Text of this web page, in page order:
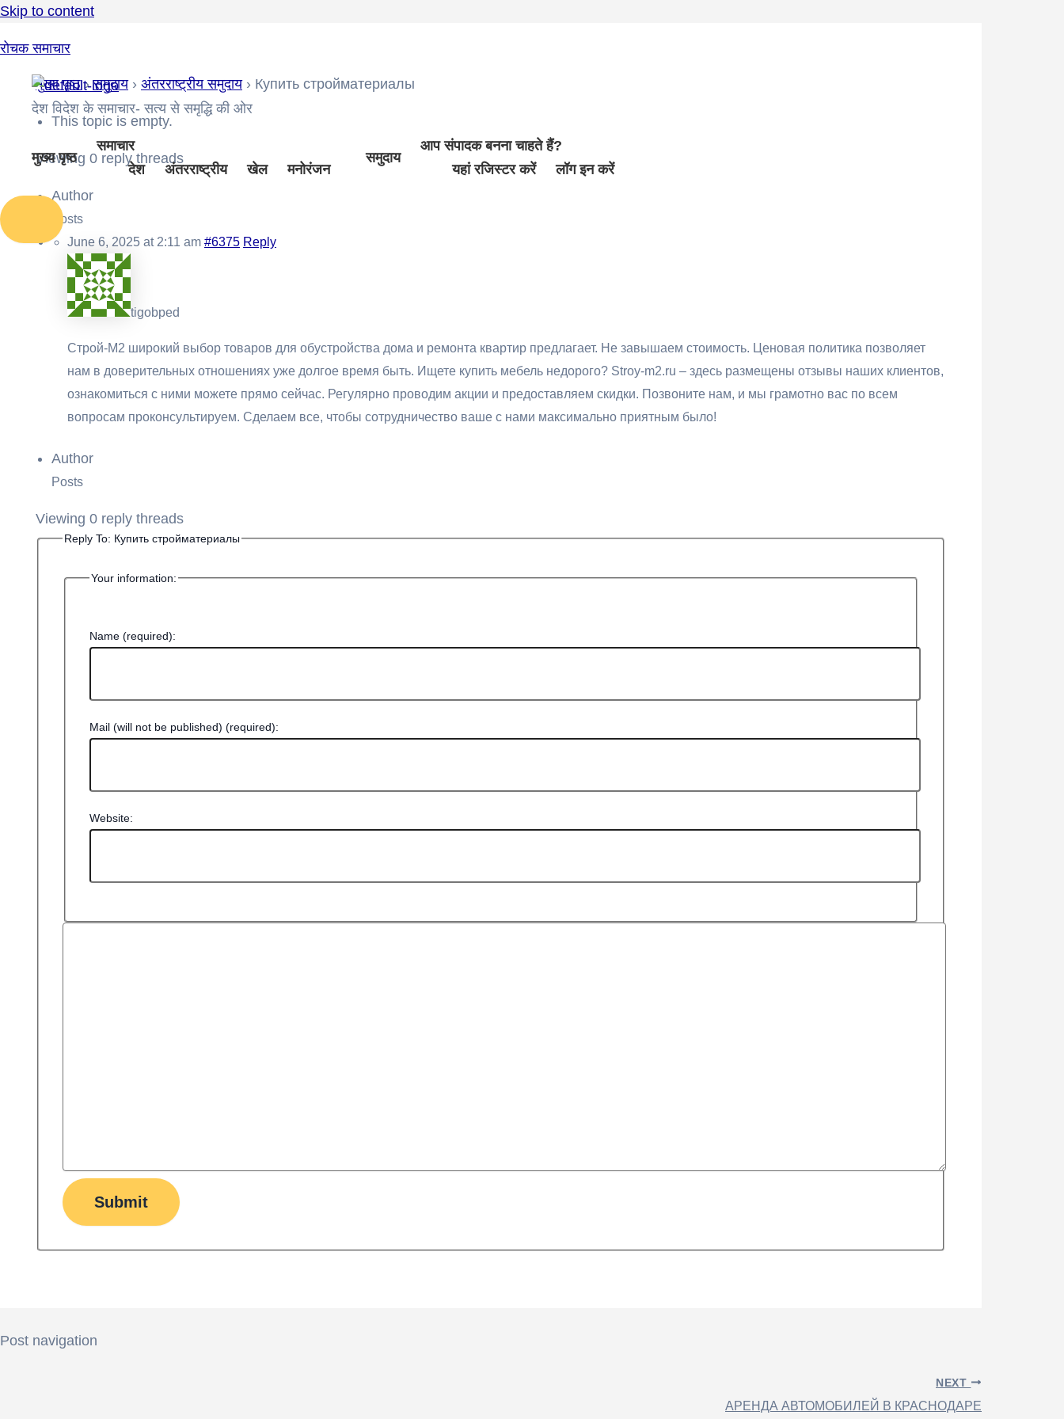
Skip to content
रोचक समाचार
देश विदेश के समाचार- सत्य से समृद्धि की ओर
मुख्य पृष्ठ
समाचार
देश
अंतरराष्ट्रीय खेल मनोरंजन
समुदाय
आप संपादक बनना चाहते हैं?
यहां रजिस्टर करें
लॉग इन करें
मुख्य पृष्ठ › समुदाय › अंतरराष्ट्रीय समुदाय › Купить стройматериалы
This topic is empty.
Viewing 0 reply threads
Author
Posts
June 6, 2025 at 2:11 am #6375 Reply
tigobped
Строй-М2 широкий выбор товаров для обустройства дома и ремонта квартир предлагает. Не завышаем стоимость. Ценовая политика позволяет
нам в доверительных отношениях уже долгое время быть. Ищете купить мебель недорого? Stroy-m2.ru – здесь размещены отзывы наших клиентов,
ознакомиться с ними можете прямо сейчас. Регулярно проводим акции и предоставляем скидки. Позвоните нам, и мы грамотно вас по всем
вопросам проконсультируем. Сделаем все, чтобы сотрудничество ваше с нами максимально приятным было!
Author
Posts
Viewing 0 reply threads
Reply To: Купить стройматериалы
Your information:
Name (required):
Mail (will not be published) (required):
Website:
Submit
Post navigation
NEXT
АРЕНДА АВТОМОБИЛЕЙ В КРАСНОДАРЕ